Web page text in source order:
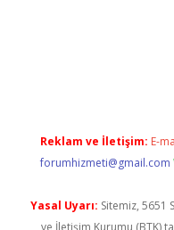
Reklam ve İletişim: E-
forumhizmeti@gmail.com
Yasal Uyarı: Sitemiz, 5651
ve İletişim Kurumu (BTK)